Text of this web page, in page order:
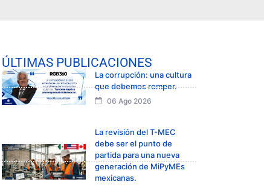
ÚLTIMAS PUBLICACIONES
La corrupción: una cultura
que debemos romper.
06 Ago 2026
La revisión del T-MEC
debe ser el punto de
partida para una nueva
generación de MiPyMEs
mexicanas.